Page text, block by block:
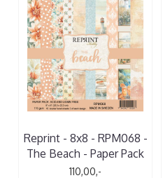
Reprint - 8x8 - RPM068 -
The Beach - Paper Pack
110,00,-